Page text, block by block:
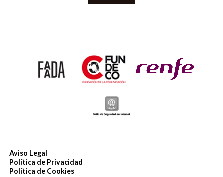
Aviso Legal
Política de Privacidad
Política de Cookies